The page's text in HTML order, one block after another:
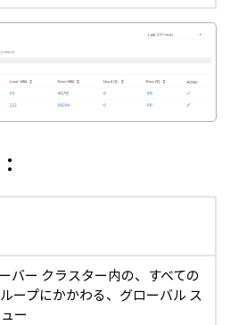
バー クラスター内の、すべての
ープにかかわる、グローバル ス
ー